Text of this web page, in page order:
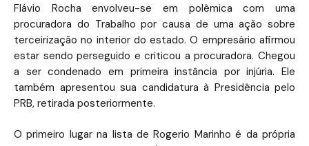
Flávio Rocha envolveu-se em polêmica com uma
procuradora do Trabalho por causa de uma ação sobre
terceirização no interior do estado. O empresário afirmou
estar sendo perseguido e criticou a procuradora. Chegou
a ser condenado em primeira instância por injúria. Ele
também apresentou sua candidatura à Presidência pelo
PRB, retirada posteriormente.
O primeiro lugar na lista de Rogerio Marinho é da própria